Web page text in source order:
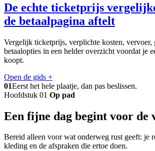
De echte ticketprijs
de betaalpagina aftelt
Vergelijk ticketprijs, verplichte kosten, vervoer,
betaalopties in een helder overzicht voordat je
koopt.
Open de gids +
01Eerst het hele plaatje, dan pas beslissen.
Hoofdstuk 01 Op pad
Een fijne dag begint voor de
Bereid alleen voor wat onderweg rust geeft: je
kleding en de afspraken die ertoe doen.